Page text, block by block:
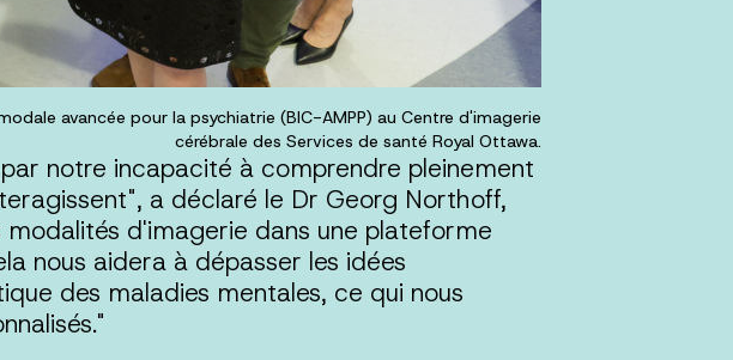
avancée pour la psychiatrie (BIC-AMPP) au Centre d'imagerie
cérébrale des Services de santé Royal Ottawa.
notre incapacité à comprendre pleinement
a déclaré le Dr Georg Northoff,
d'imagerie dans une plateforme
nous aidera à dépasser les idées
des maladies mentales, ce qui nous